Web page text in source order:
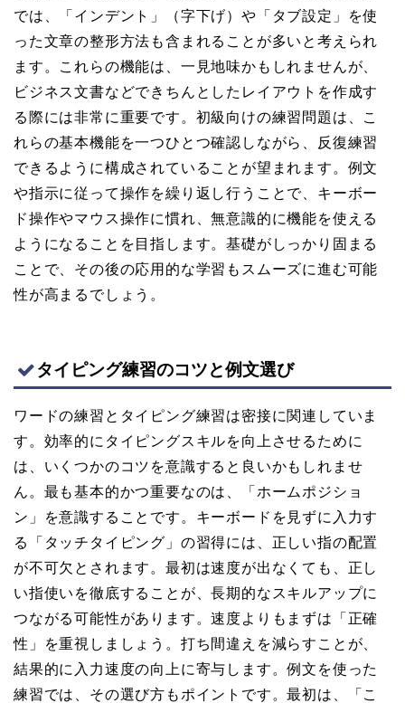
では、「インデント」（字下げ）や「タブ設定」を使
った文章の整形方法も含まれることが多いと考えられ
ます。これらの機能は、一見地味かもしれませんが、
ビジネス文書などできちんとしたレイアウトを作成す
る際には非常に重要です。初級向けの練習問題は、こ
れらの基本機能を一つひとつ確認しながら、反復練習
できるように構成されていることが望まれます。例文
や指示に従って操作を繰り返し行うことで、キーボー
ド操作やマウス操作に慣れ、無意識的に機能を使える
ようになることを目指します。基礎がしっかり固まる
ことで、その後の応用的な学習もスムーズに進む可能
性が高まるでしょう。
タイピング練習のコツと例文選び
ワードの練習とタイピング練習は密接に関連していま
す。効率的にタイピングスキルを向上させるために
は、いくつかのコツを意識すると良いかもしれませ
ん。最も基本的かつ重要なのは、「ホームポジショ
ン」を意識することです。キーボードを見ずに入力す
る「タッチタイピング」の習得には、正しい指の配置
が不可欠とされます。最初は速度が出なくても、正し
い指使いを徹底することが、長期的なスキルアップに
つながる可能性があります。速度よりもまずは「正確
性」を重視しましょう。打ち間違えを減らすことが、
結果的に入力速度の向上に寄与します。例文を使った
練習では、その選び方もポイントです。最初は、「こ